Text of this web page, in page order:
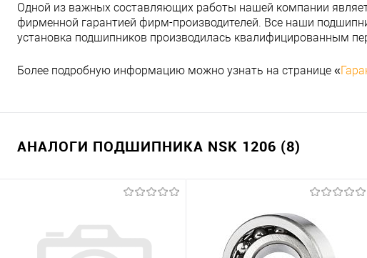
Одной из важных составляющих работы нашей компании
фирменной гарантией фирм-производителей. Все наши
установка подшипников производилась квалифицированным
Более подробную информацию можно узнать на странице «
АНАЛОГИ ПОДШИПНИКА NSK 1206 (8)